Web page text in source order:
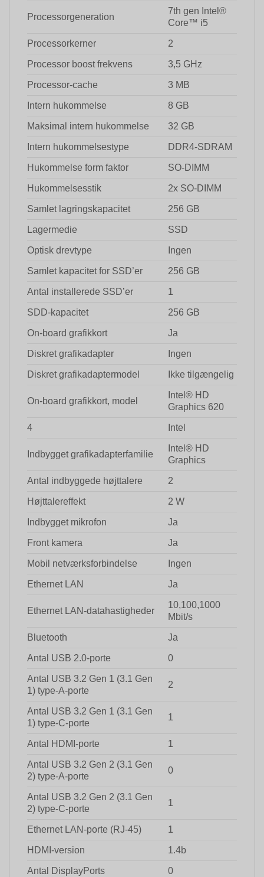
Processorgeneration
7th gen Intel®
Core™ i5
Processorkerner 2
Processor boost frekvens 3,5 GHz
Processor-cache 3 MB
Intern hukommelse 8 GB
Maksimal intern hukommelse 32 GB
Intern hukommelsestype DDR4-SDRAM
Hukommelse form faktor SO-DIMM
Hukommelsesstik 2x SO-DIMM
Samlet lagringskapacitet 256 GB
Lagermedie SSD
Optisk drevtype Ingen
Samlet kapacitet for SSD’er 256 GB
Antal installerede SSD’er 1
SDD-kapacitet 256 GB
On-board grafikkort Ja
Diskret grafikadapter Ingen
Diskret grafikadaptermodel Ikke tilgængelig
On-board grafikkort, model
Intel® HD
Graphics 620
4 Intel
Indbygget grafikadapterfamilie
Intel® HD
Graphics
Antal indbyggede højttalere 2
Højttalereffekt 2 W
Indbygget mikrofon Ja
Front kamera Ja
Mobil netværksforbindelse Ingen
Ethernet LAN Ja
Ethernet LAN-datahastigheder
10,100,1000
Mbit/s
Bluetooth Ja
Antal USB 2.0-porte 0
Antal USB 3.2 Gen 1 (3.1 Gen
1) type-A-porte
2
Antal USB 3.2 Gen 1 (3.1 Gen
1) type-C-porte
1
Antal HDMI-porte 1
Antal USB 3.2 Gen 2 (3.1 Gen
2) type-A-porte
0
Antal USB 3.2 Gen 2 (3.1 Gen
2) type-C-porte
1
Ethernet LAN-porte (RJ-45) 1
HDMI-version 1.4b
Antal DisplayPorts 0